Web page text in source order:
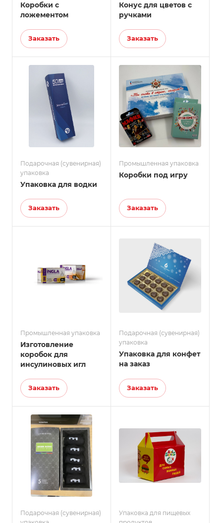
Коробки с
ложементом
Заказать
Конус для цветов с
ручками
Заказать
Подарочная (сувенирная)
упаковка
Упаковка для водки
Заказать
Промышленная упаковка
Коробки под игру
Заказать
Промышленная упаковка
Изготовление
коробок для
инсулиновых игл
Заказать
Подарочная (сувенирная)
упаковка
Упаковка для конфет
на заказ
Заказать
Подарочная (сувенирная)
Упаковка для пищевых